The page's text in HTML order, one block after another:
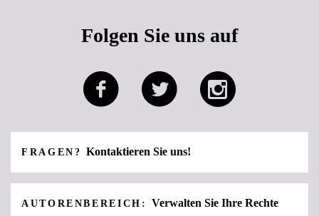
Folgen Sie uns auf
FRAGEN?Kontaktieren Sie uns!
AUTORENBEREICH:Verwalten Sie Ihre Rechte